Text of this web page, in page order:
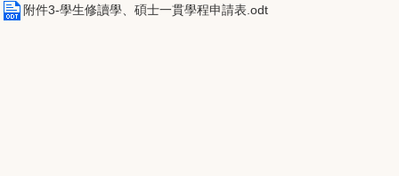
附件3-學生修讀學、碩士一貫學程申請表.odt